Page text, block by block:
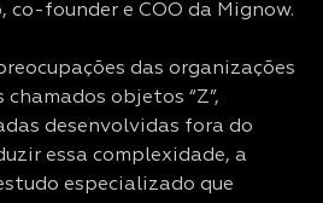
co-founder e COO da Mignow.
das organizações
objetos “Z”,
desenvolvidas fora do
essa complexidade, a
especializado que